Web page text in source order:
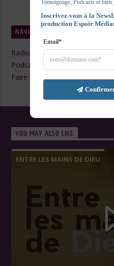
NAVIGATE
Radio Live
Podcasts
Faire un Don
YOU MAY ALSO LIKE
ENTRE LES MAINS DE DIEU
Témoignage, Podcasts et bien
Inscrivez-vous à la
production Espoir
Email*